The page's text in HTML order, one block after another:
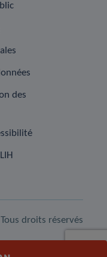
des
droits réservés